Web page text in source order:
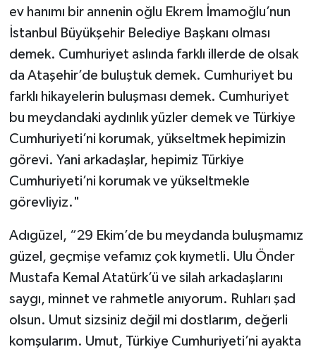
ev hanımı bir annenin oğlu Ekrem İmamoğlu’nun
İstanbul Büyükşehir Belediye Başkanı olması
demek. Cumhuriyet aslında farklı illerde de olsak
da Ataşehir’de buluştuk demek. Cumhuriyet bu
farklı hikayelerin buluşması demek. Cumhuriyet
bu meydandaki aydınlık yüzler demek ve Türkiye
Cumhuriyeti’ni korumak, yükseltmek hepimizin
görevi. Yani arkadaşlar, hepimiz Türkiye
Cumhuriyeti’ni korumak ve yükseltmekle
görevliyiz."
Adıgüzel, “29 Ekim’de bu meydanda buluşmamız
güzel, geçmişe vefamız çok kıymetli. Ulu Önder
Mustafa Kemal Atatürk’ü ve silah arkadaşlarını
saygı, minnet ve rahmetle anıyorum. Ruhları şad
olsun. Umut sizsiniz değil mi dostlarım, değerli
komşularım. Umut, Türkiye Cumhuriyeti’ni ayakta